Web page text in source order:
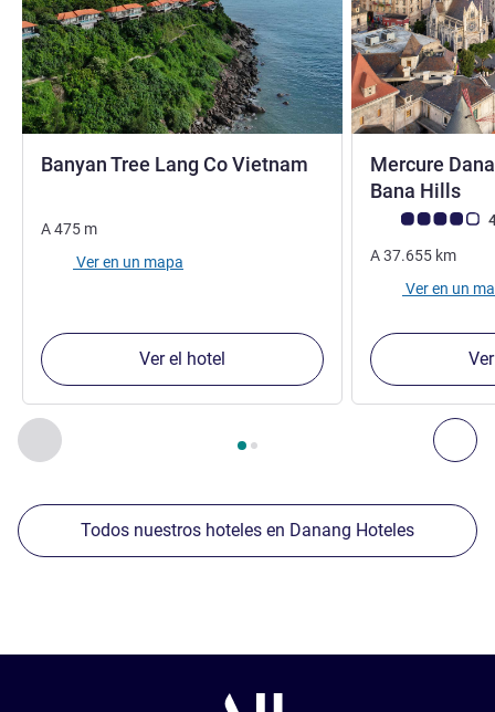
Anterior - Nuestros establecimientos cercanos
Página , Nuestros establecimientos cercanos 1 :,
Banyan Tree Lang Co Vietnam 5 estrellas
A475 m
Ver en un mapa
Ver el hotel
Mercure
Bana Hills
Nota de clientes
A37.655 km
Ver en un
Todos nuestros hoteles en Danang Hoteles